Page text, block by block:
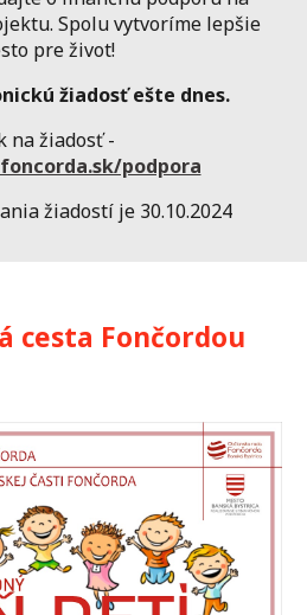
Spolu vytvoríme lepšie
pre život!
žiadosť ešte dnes.
na žiadosť -
podpora
žiadostí je 30.10.2024
cesta Fončordou